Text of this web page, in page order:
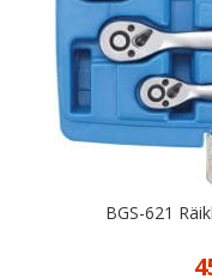
BGS-621